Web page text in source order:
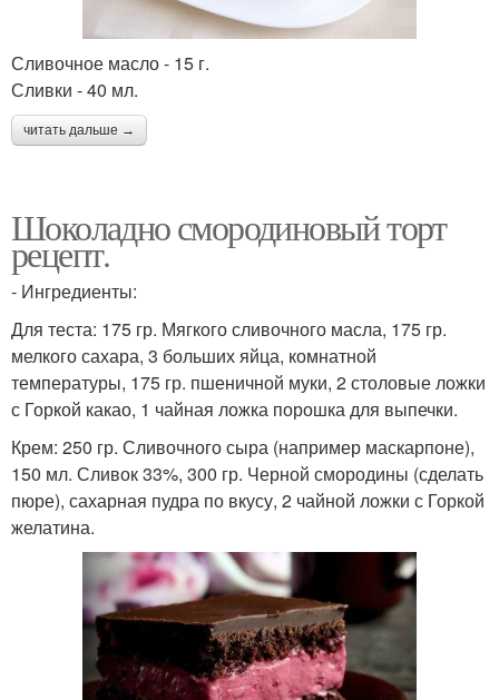
Сливочное масло - 15 г.
Сливки - 40 мл.
читать дальше →
Шоколадно смородиновый торт
рецепт.
- Ингредиенты:
Для теста: 175 гр. Мягкого сливочного масла, 175 гр.
мелкого сахара, 3 больших яйца, комнатной
температуры, 175 гр. пшеничной муки, 2 столовые ложки
с Горкой какао, 1 чайная ложка порошка для выпечки.
Крем: 250 гр. Сливочного сыра (например маскарпоне),
150 мл. Сливок 33%, 300 гр. Черной смородины (сделать
пюре), сахарная пудра по вкусу, 2 чайной ложки с Горкой
желатина.